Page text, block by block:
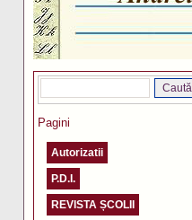
Pagini
Autorizatii
P.D.I.
REVISTA ȘCOLII